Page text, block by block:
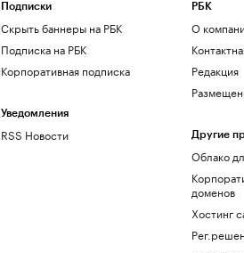
Подписки
Скрыть баннеры на РБК
Подписка на РБК
Корпоративная подписка
Уведомления
RSS Новости
РБК
О
Редакция
Другие
Облако
доменов
Хостинг